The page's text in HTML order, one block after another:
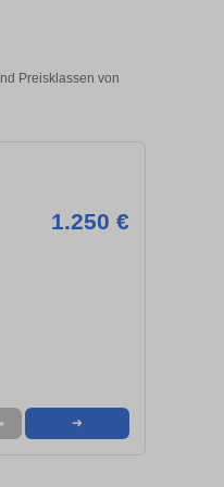
Preisklassen von
1.250 €
➜